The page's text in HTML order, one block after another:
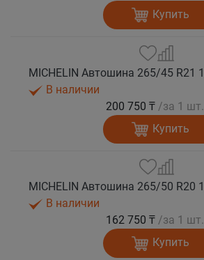
Купить
В наличии
200 750 ₸ /за 1 шт.
Купить
В наличии
162 750 ₸ /за 1 шт.
Купить